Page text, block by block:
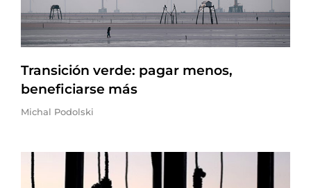
Transición verde: pagar menos,
beneficiarse más
Michal Podolski